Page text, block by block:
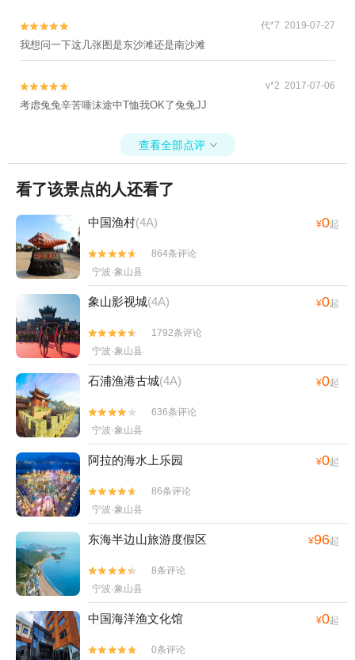

 代*7 2019-07-27
我想问一下这几张图是东沙滩还是南沙滩

 v*2 2017-07-06
考虑兔兔辛苦唾沫途中T恤我OK了兔兔JJ
查看全部点评 
看了该景点的人还看了
中国渔村(4A) ¥0起


864条评论
宁波·象山县
象山影视城(4A) ¥0起


1792条评论
宁波·象山县
石浦渔港古城(4A) ¥0起


636条评论
宁波·象山县
阿拉的海水上乐园 ¥0起


86条评论
宁波·象山县
东海半边山旅游度假区 ¥96起


8条评论
宁波·象山县
中国海洋渔文化馆 ¥0起

 0条评论